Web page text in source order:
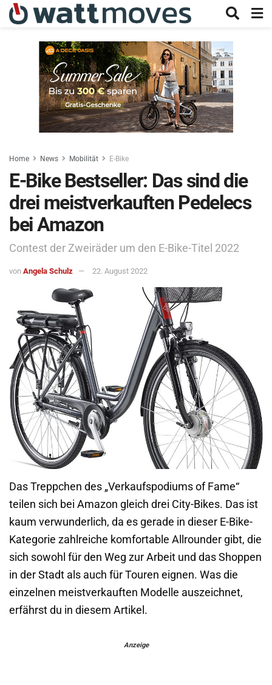
Home News Mobilität E-Bike
E-Bike Bestseller: Das sind die
drei meistverkauften Pedelecs
bei Amazon
Contest der Zweiräder um den E-Bike-Titel 2022
von Angela Schulz 22. August 2022
Das Treppchen des „Verkaufspodiums of Fame“
teilen sich bei Amazon gleich drei City-Bikes. Das ist
kaum verwunderlich, da es gerade in dieser E-Bike-
Kategorie zahlreiche komfortable Allrounder gibt, die
sich sowohl für den Weg zur Arbeit und das Shoppen
in der Stadt als auch für Touren eignen. Was die
einzelnen meistverkauften Modelle auszeichnet,
erfährst du in diesem Artikel.
Anzeige